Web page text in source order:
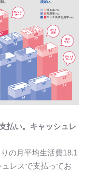
払い。キャッシュレ
の月平均生活費18.1
レスで支払ってお